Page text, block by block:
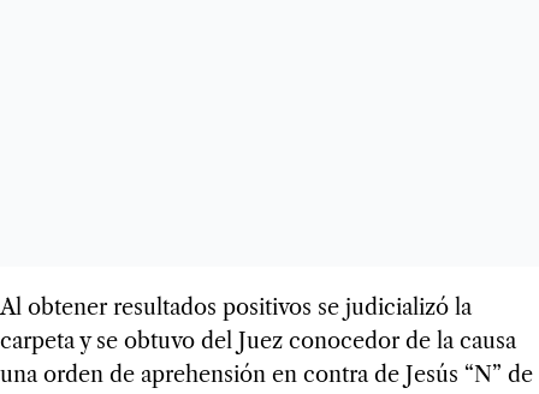
Al obtener resultados positivos se judicializó la
carpeta y se obtuvo del Juez conocedor de la causa
una orden de aprehensión en contra de Jesús “N” de